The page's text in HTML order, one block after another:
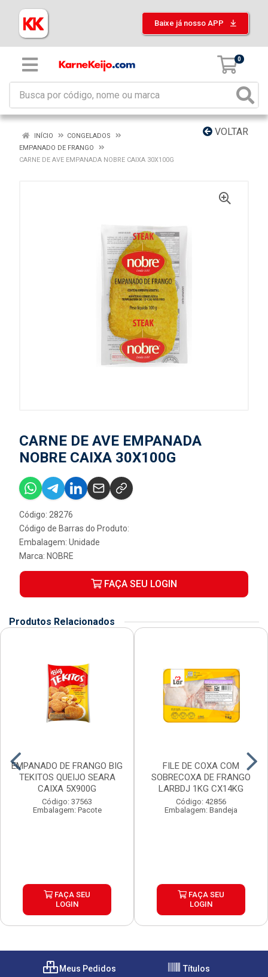
Baixe já nosso APP
0
VOLTAR
INÍCIO
CONGELADOS
EMPANADO DE FRANGO
CARNE DE AVE EMPANADA NOBRE CAIXA 30X100G
CARNE DE AVE EMPANADA
NOBRE CAIXA 30X100G
Código: 28276
Código de Barras do Produto:
Embalagem: Unidade
Marca: NOBRE
FAÇA SEU LOGIN
Produtos Relacionados
EMPANADO DE FRANGO BIG
TEKITOS QUEIJO SEARA
CAIXA 5X900G
Código: 37563
Embalagem: Pacote
FAÇA SEU
LOGIN
FILE DE COXA COM
SOBRECOXA DE FRANGO
LARBDJ 1KG CX14KG
Código: 42856
Embalagem: Bandeja
FAÇA SEU
LOGIN
Meus Pedidos Títulos